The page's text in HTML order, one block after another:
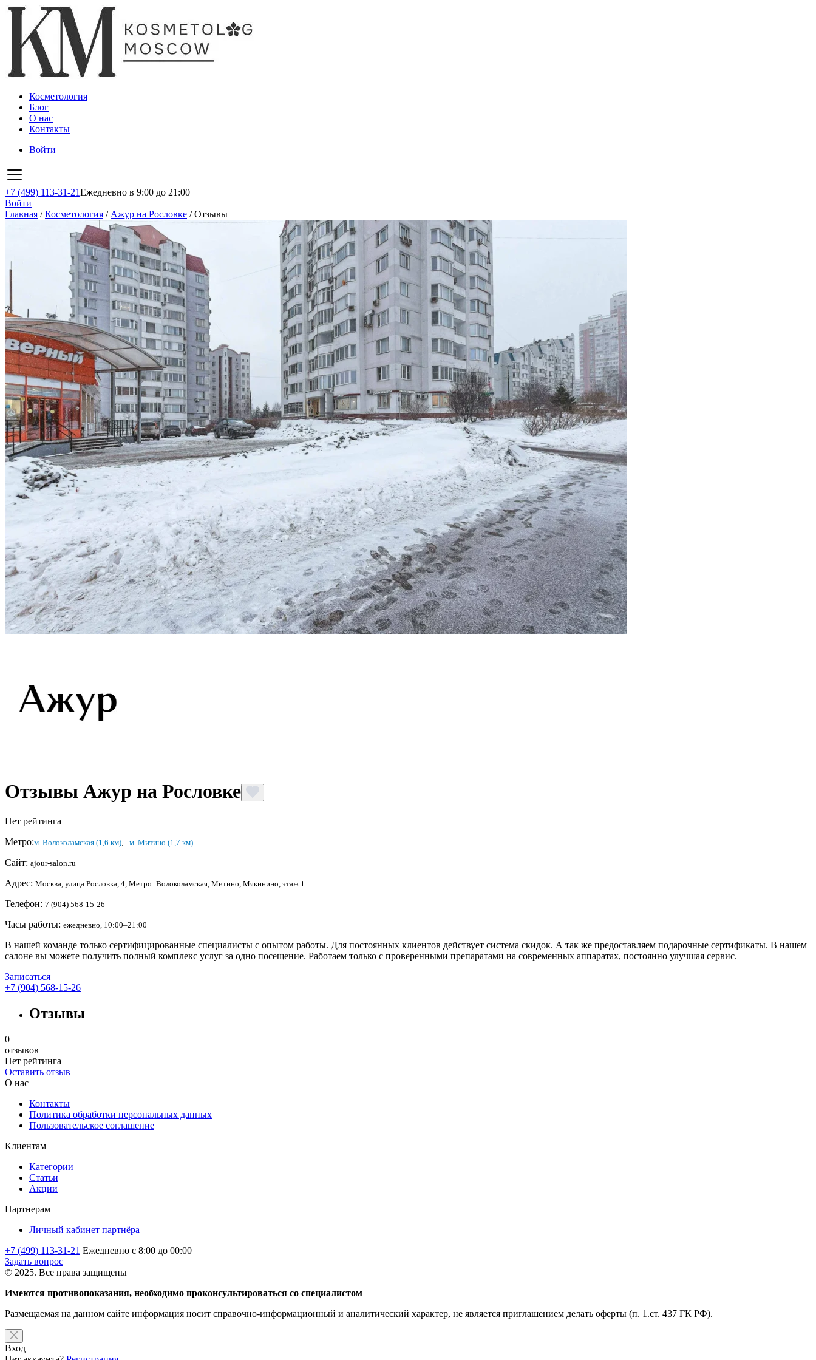
Косметология
Блог
О нас
Контакты
Войти
+7 (499) 113-31-21Ежедневно в 9:00 до 21:00
Войти
Главная /Косметология / Ажур на Рословке /Отзывы
Отзывы Ажур на Рословке
Нет рейтинга
Метро:м. Волоколамская (1,6 км) м. Митино (1,7 км)
Сайт: ajour-salon.ru
Адрес: Москва, улица Рословка, 4, Метро: Волоколамская, Митино, Мякинино, этаж 1
Телефон: 7 (904) 568-15-26
Часы работы: ежедневно, 10:00–21:00
В нашей команде только сертифицированные специалисты с опытом работы. Для постоянных клиентов действует система скидок. А так же предоставляем подарочные сертификаты. В нашем
салоне вы можете получить полный комплекс услуг за одно посещение. Работаем только с проверенными препаратами на современных аппаратах, постоянно улучшая сервис.
Записаться
+7 (904) 568-15-26
Отзывы
0
отзывов
Нет рейтинга
Оставить отзыв
О нас
Контакты
Политика обработки персональных данных
Пользовательское соглашение
Клиентам
Категории
Статьи
Акции
Партнерам
Личный кабинет партнёра
+7 (499) 113-31-21 Ежедневно с 8:00 до 00:00
Задать вопрос
© 2025. Все права защищены
Имеются противопоказания, необходимо проконсультироваться со специалистом
Размещаемая на данном сайте информация носит справочно-информационный и аналитический характер, не является приглашением делать оферты (п. 1.ст. 437 ГК РФ).
Вход